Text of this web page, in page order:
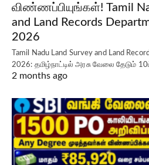
விண்ணப்பியுங்கள்! Tamil
and Land Records
2026
Tamil Nadu Land Survey and Land
2026: தமிழ்நாட்டில் அரசு வேலை தேடும்
2 months ago